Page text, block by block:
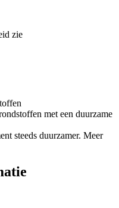
zie
met een duurzame
steeds duurzamer. Meer